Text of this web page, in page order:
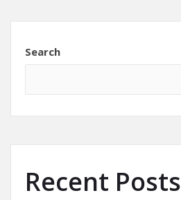
Search
Recent Posts